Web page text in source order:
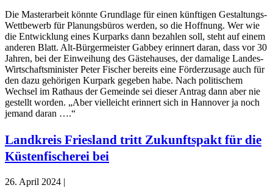
Die Masterarbeit könnte Grundlage für einen künftigen Gestaltungs-
Wettbewerb für Planungsbüros werden, so die Hoffnung. Wer wie
die Entwicklung eines Kurparks dann bezahlen soll, steht auf einem
anderen Blatt. Alt-Bürgermeister Gabbey erinnert daran, dass vor 30
Jahren, bei der Einweihung des Gästehauses, der damalige Landes-
Wirtschaftsminister Peter Fischer bereits eine Förderzusage auch für
den dazu gehörigen Kurpark gegeben habe. Nach politischem
Wechsel im Rathaus der Gemeinde sei dieser Antrag dann aber nie
gestellt worden. „Aber vielleicht erinnert sich in Hannover ja noch
jemand daran ….“
Landkreis Friesland tritt Zukunftspakt für die
Küstenfischerei bei
26. April 2024 |